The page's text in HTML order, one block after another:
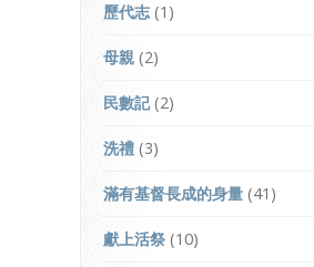
歷代志 (1)
母親 (2)
民數記(2)
洗禮 (3)
滿有基督長成的身量 (41)
獻上活祭 (10)